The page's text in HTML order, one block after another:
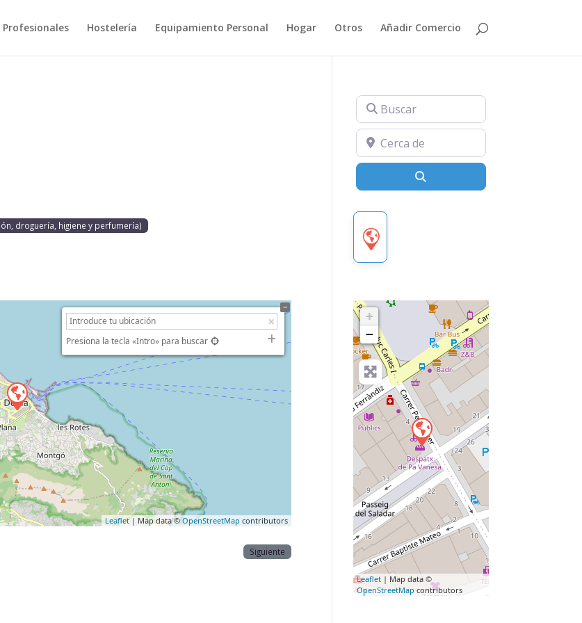
Profesionales Hostelería Equipamiento Personal Hogar Otros Añadir Comercio
droguería, higiene y perfumería)
Presiona la tecla «Intro» para buscar
Leaflet| Map data ©OpenStreetMap contributors
Siguiente
Buscar
Cerca de
+
−
Leaflet | Map data ©
OpenStreetMap contributors